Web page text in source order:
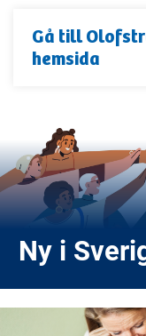
Gå till
hemsida
Ny i